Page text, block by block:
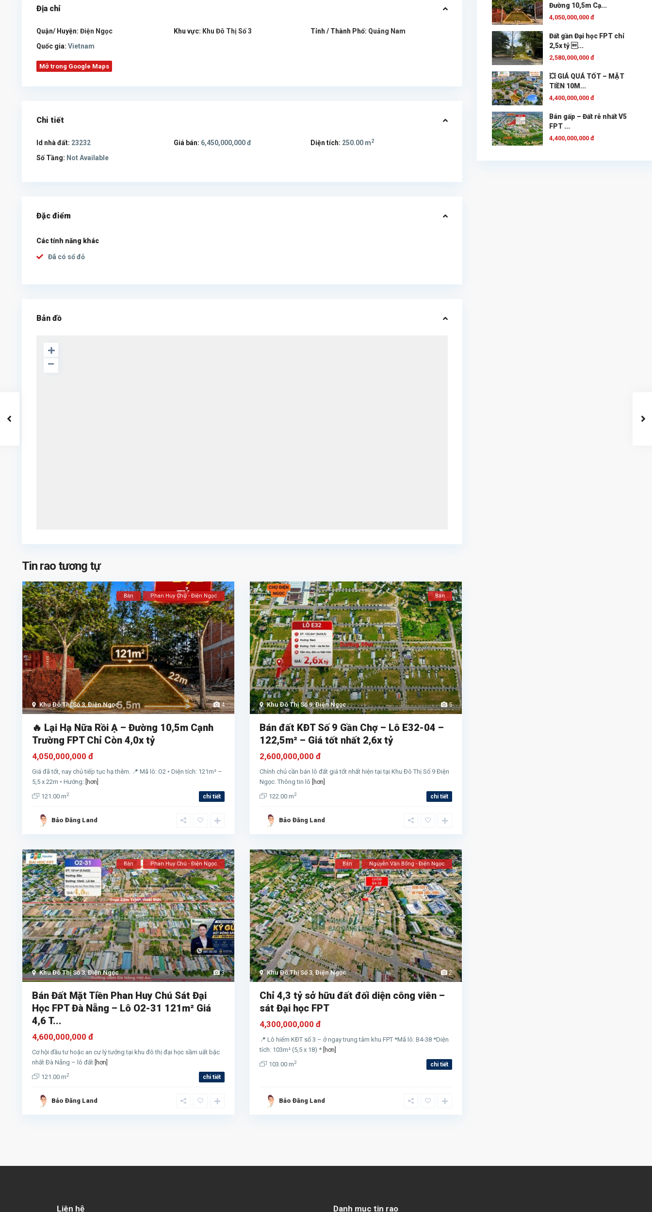
Địa chỉ
Quận/ Huyện: Điện Ngọc Khu vực: Khu Đô Thị Số 3 Tỉnh / Thành Phố: Quảng Nam
Quốc gia: Vietnam
Mở trong Google Maps
Chi tiết
Id nhà đất: 23232 Giá bán: 6,450,000,000 đ Diện tích: 250.00 m2
Số Tầng: Not Available
Đặc điểm
Các tính năng khác
Đã có sổ đỏ
Bản đồ
Tin rao tương tự
4
Khu Đô Thị Số 3,Điện Ngọc
Bán Phan Huy Chú - Điện Ngọc
🔥 Lại Hạ Nữa Rồi Ạ – Đường 10,5m Cạnh
Trường FPT Chỉ Còn 4,0x tỷ
4,050,000,000 đ
Giá đã tốt, nay chủ tiếp tục hạ thêm. 📍 Mã lô: O2 • Diện tích: 121m² –
5,5 x 22m • Hướng: [hơn]
121.00 m2 chi tiết
Bảo Đăng Land
5
Khu Đô Thị Số 9,Điện Ngọc
Bán
Bán đất KĐT Số 9 Gần Chợ – Lô E32-04 –
122,5m² – Giá tốt nhất 2,6x tỷ
2,600,000,000 đ
Chính chủ cần bán lô đất giá tốt nhất hiện tại tại Khu Đô Thị Số 9 Điện
Ngọc. Thông tin lô [hơn]
122.00 m2 chi tiết
Bảo Đăng Land
3
Khu Đô Thị Số 3,Điện Ngọc
Bán Phan Huy Chú - Điện Ngọc
Bán Đất Mặt Tiền Phan Huy Chú Sát Đại
Học FPT Đà Nẵng – Lô O2-31 121m² Giá
4,6 T...
4,600,000,000 đ
Cơ hội đầu tư hoặc an cư lý tưởng tại khu đô thị đại học sầm uất bậc
nhất Đà Nẵng – lô đất [hơn]
121.00 m2 chi tiết
Bảo Đăng Land
2
Khu Đô Thị Số 3,Điện Ngọc
Bán Nguyễn Văn Bổng - Điện Ngọc
Chỉ 4,3 tỷ sở hữu đất đối diện công viên –
sát Đại học FPT
4,300,000,000 đ
📍 Lô hiếm KĐT số 3 – ở ngay trung tâm khu FPT *Mã lô: B4-38 *Diện
tích: 103m² (5,5 x 18) * [hơn]
103.00 m2 chi tiết
Bảo Đăng Land
Đường 10,5m Cạ...
4,050,000,000 đ
Đất gần Đại học FPT chỉ
2,5x tỷ ...
2,580,000,000 đ
💥 GIÁ QUÁ TỐT – MẶT
TIỀN 10M...
4,400,000,000 đ
Bán gấp – Đất rẻ nhất V5
FPT ...
4,400,000,000 đ
Liên hệ Danh mục tin rao